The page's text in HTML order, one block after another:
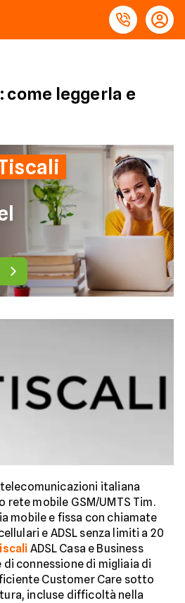
come leggerla e
telecomunicazioni italiana
rete mobile GSM/UMTS Tim.
mobile e fissa con chiamate
e ADSL senza limiti a 20
ADSL Casa e Business
connessione di migliaia di
Customer Care sotto
incluse difficoltà nella